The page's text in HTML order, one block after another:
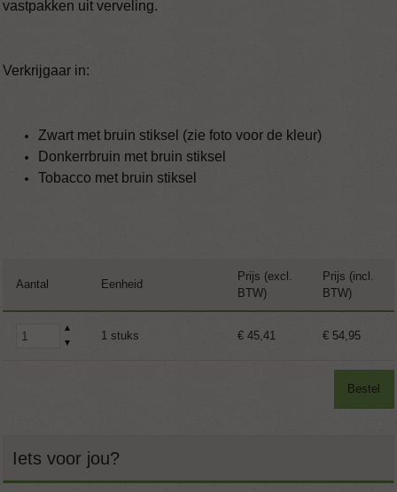
vastpakken uit verveling.
Verkrijgaar in:
Zwart met bruin stiksel (zie foto voor de kleur)
Donkerrbruin met bruin stiksel
Tobacco met bruin stiksel
Aantal Eenheid
Prijs (excl.
BTW)
Prijs (incl.
BTW)
▲
▼
1 stuks € 45,41 € 54,95
Bestel
Iets voor jou?